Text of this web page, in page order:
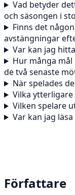
Vad betyder
och säsongen i
Finns det
avstängningar
Var kan jag
Hur många mål
de två senaste
När spelades
Vilka
Vilken spelare
Var kan jag
Författare